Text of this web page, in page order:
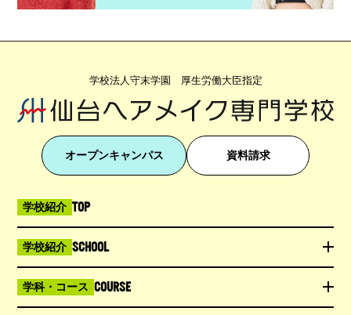
学校法人守末学園 厚生労働大臣指定
オープンキャンパス 資料請求
学校紹介 TOP
学校紹介 SCHOOL
学科・コース COURSE